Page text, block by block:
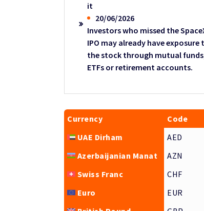
it
20/06/2026
Investors who missed the
IPO may already have exposure
the stock through mutual
ETFs or retirement accounts.
Currency Code
UAE Dirham
AED
Azerbaijanian Manat
AZN
Swiss Franc
CHF
Euro
EUR